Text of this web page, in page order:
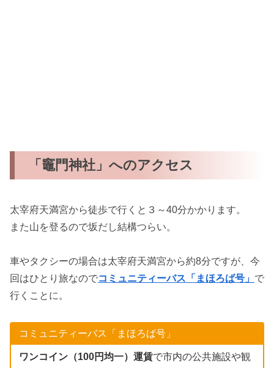
「竈門神社」へのアクセス
太宰府天満宮から徒歩で行くと３～40分かかります。
また山を登るので坂だし結構つらい。
車やタクシーの場合は太宰府天満宮から約8分ですが、今
回はひとり旅なのでコミュニティーバス「まほろば号」 で
行くことに。
コミュニティーバス「まほろば号」
ワンコイン（100円均一）運賃で市内の公共施設や観